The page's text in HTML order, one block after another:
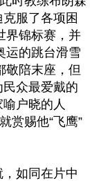
服了各项困
界锦标赛，并
运的跳台滑雪
敬陪末座，但
众最爱戴的
户晓的人
赏赐他“飞鹰”
如同在片中